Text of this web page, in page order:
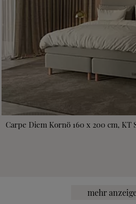
Carpe Diem Kornö 160 x 200 cm, KT
mehr